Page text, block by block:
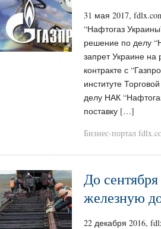
31 мая 2017,
“Нафтогаз
решение по делу
запрет Украине на
контракте с
институте
делу НАК
поставку […]
Бизнес-портал
До
железную
22 декабря 2016,